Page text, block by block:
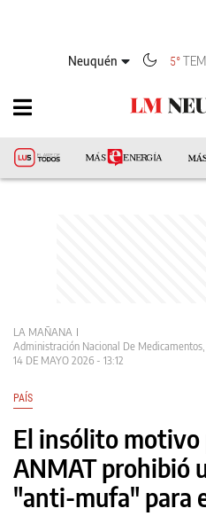
Neuquén 5°
LA MAÑANA
Administración Nacional De
14 DE MAYO 2026 - 13:12
PAÍS
El insólito motivo
ANMAT prohibió
"anti-mufa" para